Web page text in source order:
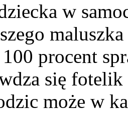
w
procent
się
może w